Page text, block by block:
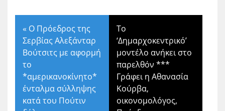
« Ο Πρόεδρος της
Σερβίας Αλεξάνταρ
Βούτσιτς με αφορμή
το
*αμερικανοκίνητο*
ένταλμα σύλληψης
κατά του Πούτιν
Το
‘Δημαρχοκεντρικό’
μοντέλο ανήκει στο
παρελθόν ***
Γράφει η Αθανασία
Κούρβα,
οικονομολόγος,